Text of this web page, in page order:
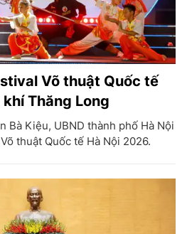
Võ thuật Quốc tế
Thăng Long
Bà Kiệu, UBND thành phố Hà Nội
thuật Quốc tế Hà Nội 2026.